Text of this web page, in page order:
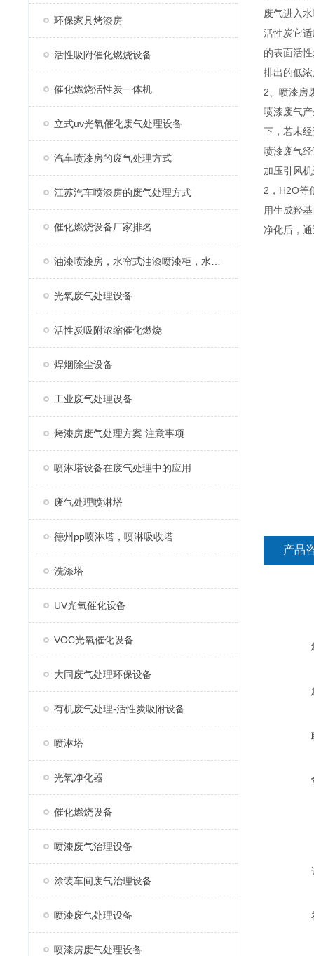
环保家具烤漆房
活性吸附催化燃烧设备
催化燃烧活性炭一体机
立式uv光氧催化废气处理设备
汽车喷漆房的废气处理方式
江苏汽车喷漆房的废气处理方式
催化燃烧设备厂家排名
光氧废气处理设备
活性炭吸附浓缩催化燃烧
焊烟除尘设备
工业废气处理设备
烤漆房废气处理方案 注意事项
喷淋塔设备在废气处理中的应用
废气处理喷淋塔
德州pp喷淋塔，喷淋吸收塔
洗涤塔
UV光氧催化设备
VOC光氧催化设备
大同废气处理环保设备
有机废气处理-活性炭吸附设备
喷淋塔
光氧净化器
催化燃烧设备
喷漆废气治理设备
涂装车间废气治理设备
喷漆废气处理设备
喷漆房废气处理设备
废气进入
活性炭它
的表面活
排出的低
2、喷漆房
喷漆废气
下，若未
喷漆废气
加压引风
2，H2O等
用生成羟
净化后，
产品